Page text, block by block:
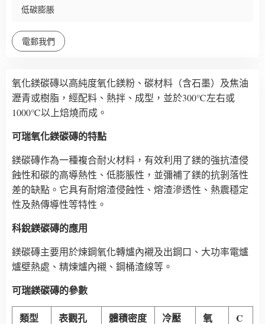
低碳膨脹
電郵我們
氧化鎂碳磚以高純度氧化鎂粉、碳材料（含石墨）及焦油
瀝青或樹脂，經配料、熱拌、成型，並於300℃左右或
1000℃以上焙燒而成。
可瑞氧化鎂碳磚的特點
鎂碳磚作為一種複合耐火材料，有效利用了鎂的強抗渣侵
蝕性和碳的高導熱性、低膨脹性，並彌補了鎂的抗剝落性
差的缺點。它具有耐熔渣侵蝕性、熔渣滲透性、熱震穩定
性及熱傳導性等特性。
科銳鎂碳磚的應用
鎂碳磚主要用於煉鋼氧化轉爐內襯及出鋼口、大功率電爐
爐壁熱處、精煉爐內襯、鋼桶渣線等。
可瑞鎂碳磚的參數
類型
表觀孔
體積密度
冷壓
氧
C